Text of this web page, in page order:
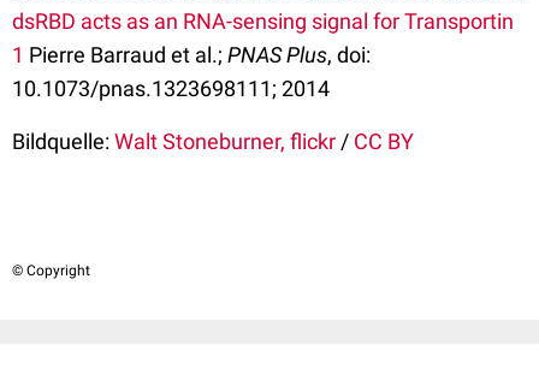
dsRBD acts as an RNA-sensing signal for Transportin
1 Pierre Barraud et al.; PNAS Plus, doi:
10.1073/pnas.1323698111; 2014
Bildquelle:Walt Stoneburner, flickr / CC BY
© Copyright